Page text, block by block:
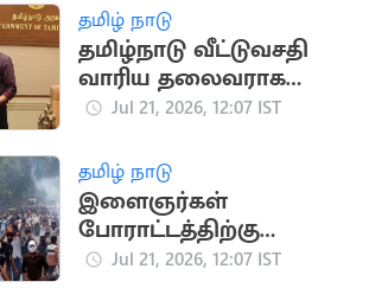
தமிழ் நாடு
தமிழ்நாடு வீட்டுவசதி
வாரிய தலைவராக
தவெக நிர்வாகி சிவா
Jul 21, 2026, 12:07 IST
தமிழ் நாடு
இளைஞர்கள்
போராட்டத்திற்கு
நடிகை ப்ரீத்தி ஜிந்தா
Jul 21, 2026, 12:07 IST